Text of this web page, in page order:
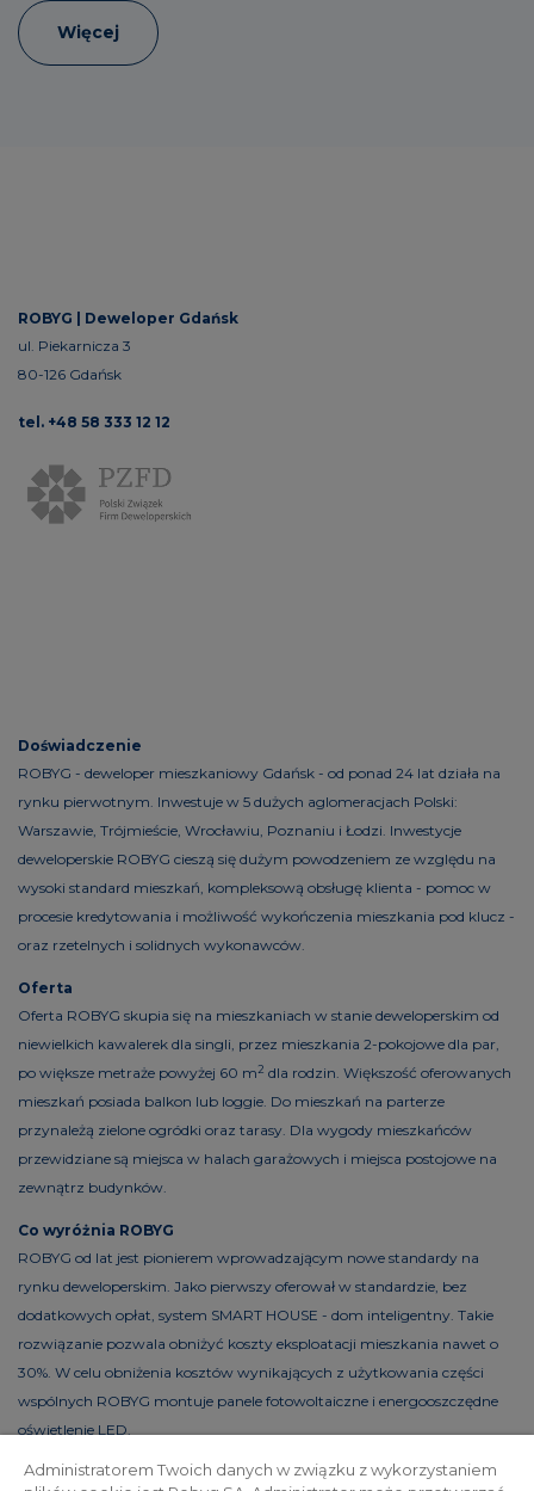
Więcej
ROBYG | Deweloper Gdańsk
ul. Piekarnicza 3
80-126 Gdańsk
tel. +48 58 333 12 12
Doświadczenie
ROBYG - deweloper mieszkaniowy Gdańsk - od ponad 24 lat działa na
rynku pierwotnym. Inwestuje w 5 dużych aglomeracjach Polski:
Warszawie, Trójmieście, Wrocławiu, Poznaniu i Łodzi. Inwestycje
deweloperskie ROBYG cieszą się dużym powodzeniem ze względu na
wysoki standard mieszkań, kompleksową obsługę klienta - pomoc w
procesie kredytowania i możliwość wykończenia mieszkania pod klucz -
oraz rzetelnych i solidnych wykonawców.
Oferta
Oferta ROBYG skupia się na mieszkaniach w stanie deweloperskim od
niewielkich kawalerek dla singli, przez mieszkania 2-pokojowe dla par,
po większe metraże powyżej 60 m2 dla rodzin. Większość oferowanych
mieszkań posiada balkon lub loggie. Do mieszkań na parterze
przynależą zielone ogródki oraz tarasy. Dla wygody mieszkańców
przewidziane są miejsca w halach garażowych i miejsca postojowe na
zewnątrz budynków.
Co wyróżnia ROBYG
ROBYG od lat jest pionierem wprowadzającym nowe standardy na
rynku deweloperskim. Jako pierwszy oferował w standardzie, bez
dodatkowych opłat, system SMART HOUSE - dom inteligentny. Takie
rozwiązanie pozwala obniżyć koszty eksploatacji mieszkania nawet o
30%. W celu obniżenia kosztów wynikających z użytkowania części
wspólnych ROBYG montuje panele fotowoltaiczne i energooszczędne
oświetlenie LED.
Administratorem Twoich danych w związku z wykorzystaniem